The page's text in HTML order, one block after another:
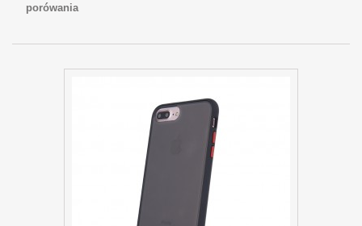
porówania